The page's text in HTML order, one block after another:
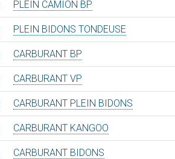
PLEIN CAMION BP
PLEIN BIDONS TONDEUSE
CARBURANT BP
CARBURANT VP
CARBURANT PLEIN BIDONS
CARBURANT KANGOO
CARBURANT BIDONS